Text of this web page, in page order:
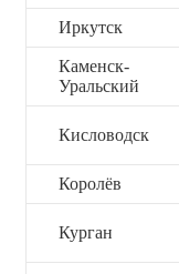
Иркутск
Каменск-
Уральский
Кисловодск
Королёв
Курган